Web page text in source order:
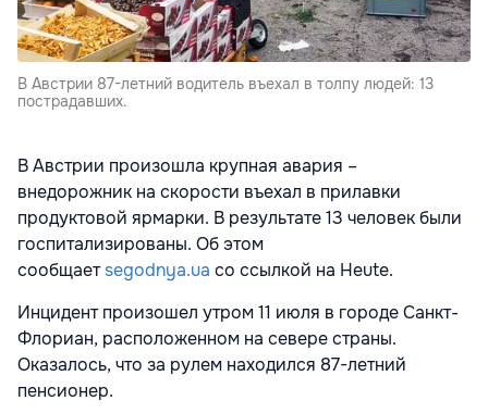
В Австрии 87-летний водитель въехал в толпу людей: 13
пострадавших.
В Австрии произошла крупная авария –
внедорожник на скорости въехал в прилавки
продуктовой ярмарки. В результате 13 человек были
госпитализированы. Об этом
сообщаетsegodnya.ua со ссылкой на Heute.
Инцидент произошел утром 11 июля в городе Санкт-
Флориан, расположенном на севере страны.
Оказалось, что за рулем находился 87-летний
пенсионер.